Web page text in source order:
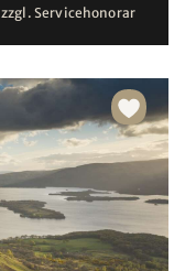
zzgl. Servicehonorar